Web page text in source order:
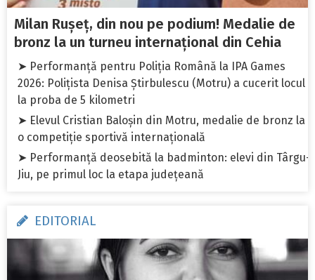
Milan Rușeț, din nou pe podium! Medalie de
bronz la un turneu internațional din Cehia
➤ Performanță pentru Poliția Română la IPA Games
2026: Polițista Denisa Știrbulescu (Motru) a cucerit locul I
la proba de 5 kilometri
➤ Elevul Cristian Baloșin din Motru, medalie de bronz la
o competiție sportivă internațională
➤ Performanță deosebită la badminton: elevi din Târgu-
Jiu, pe primul loc la etapa județeană
EDITORIAL